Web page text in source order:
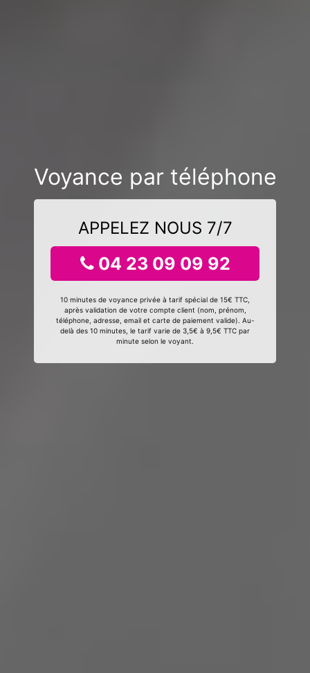
Voyance par téléphone
APPELEZ NOUS 7/7
04 23 09 09 92
10 minutes de voyance privée à tarif spécial de 15€ TTC,
après validation de votre compte client (nom, prénom,
téléphone, adresse, email et carte de paiement valide). Au-
delà des 10 minutes, le tarif varie de 3,5€ à 9,5€ TTC par
minute selon le voyant.